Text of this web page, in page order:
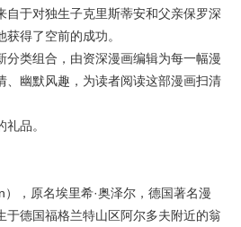
自于对独生子克里斯蒂安和父亲保罗深
得了空前的成功。
分类组合，由资深漫画编辑为每一幅漫
、幽默风趣，为读者阅读这部漫画扫清
品。
），原名埃里希·奥泽尔，德国著名漫
于德国福格兰特山区阿尔多夫附近的翁